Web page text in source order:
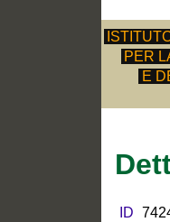
PER
E
ID